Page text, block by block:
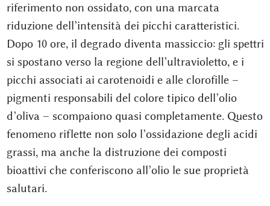
riferimento non ossidato, con una marcata
riduzione dell’intensità dei picchi caratteristici.
Dopo 10 ore, il degrado diventa massiccio: gli spettri
si spostano verso la regione dell’ultravioletto, e i
picchi associati ai carotenoidi e alle clorofille –
pigmenti responsabili del colore tipico dell’olio
d’oliva – scompaiono quasi completamente. Questo
fenomeno riflette non solo l’ossidazione degli acidi
grassi, ma anche la distruzione dei composti
bioattivi che conferiscono all’olio le sue proprietà
salutari.